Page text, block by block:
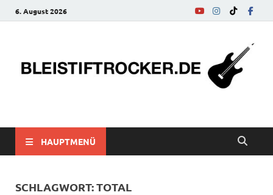
6. August 2026
bleistiftrocker.de
HAUPTMENÜ
SCHLAGWORT:TOTAL